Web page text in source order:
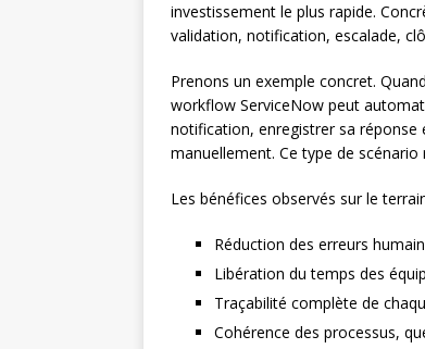
investissement le plus rapide.
validation, notification, escalade,
Prenons un exemple concret.
workflow ServiceNow peut
notification, enregistrer sa réponse
manuellement. Ce type de
Les bénéfices observés sur le
Réduction des erreurs
Libération du temps des
Traçabilité complète de
Cohérence des processus,